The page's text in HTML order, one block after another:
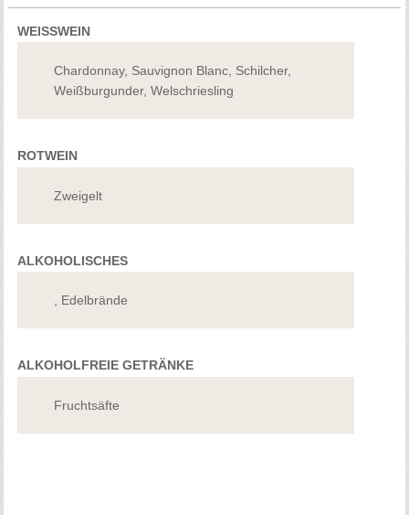
WEISSWEIN
Chardonnay, Sauvignon Blanc, Schilcher,
Weißburgunder, Welschriesling
ROTWEIN
Zweigelt
ALKOHOLISCHES
, Edelbrände
ALKOHOLFREIE GETRÄNKE
Fruchtsäfte